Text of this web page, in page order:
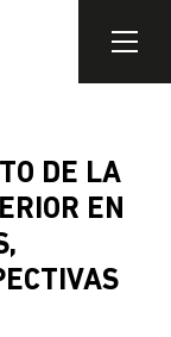
DE LA
EN